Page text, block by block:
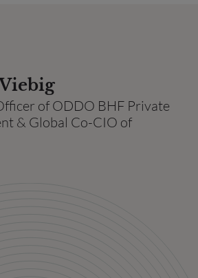
of ODDO BHF Private
& Global Co-CIO of